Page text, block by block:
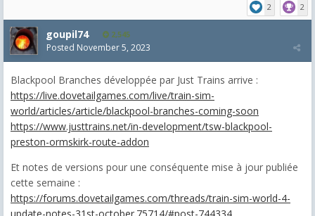
2 2
goupil74 2,545
Posted November 5, 2023
Blackpool Branches développée par Just Trains arrive :
https://live.dovetailgames.com/live/train-sim-
world/articles/article/blackpool-branches-coming-soon
https://www.justtrains.net/in-development/tsw-blackpool-
preston-ormskirk-route-addon
Et notes de versions pour une conséquente mise à jour publiée
cette semaine :
https://forums.dovetailgames.com/threads/train-sim-world-4-